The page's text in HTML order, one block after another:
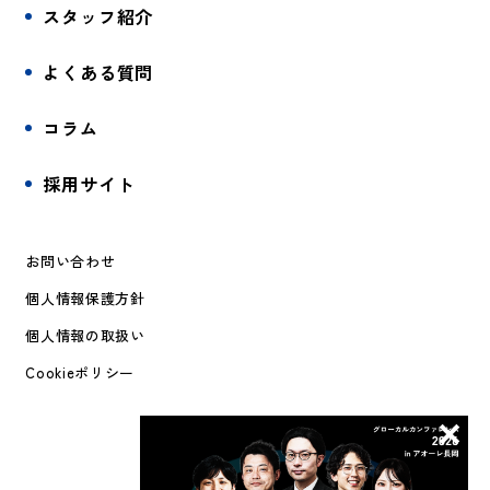
スタッフ紹介
よくある質問
コラム
採用サイト
お問い合わせ
個人情報保護方針
個人情報の取扱い
Cookieポリシー